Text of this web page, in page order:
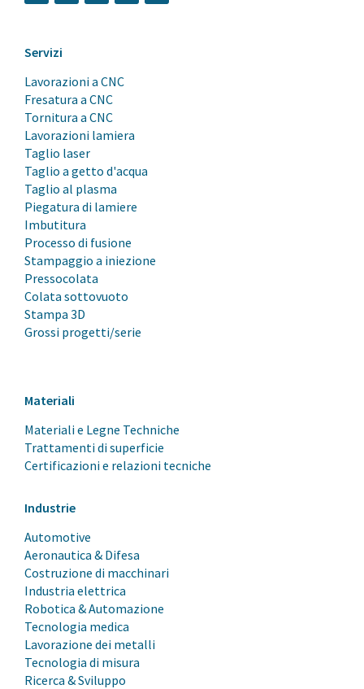
Servizi
Lavorazioni a CNC
Fresatura a CNC
Tornitura a CNC
Lavorazioni lamiera
Taglio laser
Taglio a getto d'acqua
Taglio al plasma
Piegatura di lamiere
Imbutitura
Processo di fusione
Stampaggio a iniezione
Pressocolata
Colata sottovuoto
Stampa 3D
Grossi progetti/serie
Materiali
Materiali e Legne Techniche
Trattamenti di superficie
Certificazioni e relazioni tecniche
Industrie
Automotive
Aeronautica & Difesa
Costruzione di macchinari
Industria elettrica
Robotica & Automazione
Tecnologia medica
Lavorazione dei metalli
Tecnologia di misura
Ricerca & Sviluppo